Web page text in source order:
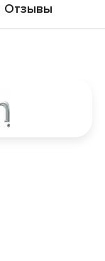
Отзывы